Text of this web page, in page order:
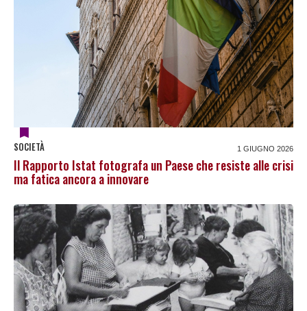
SOCIETÀ 1 GIUGNO 2026
Il Rapporto Istat fotografa un Paese che resiste alle crisi
ma fatica ancora a innovare